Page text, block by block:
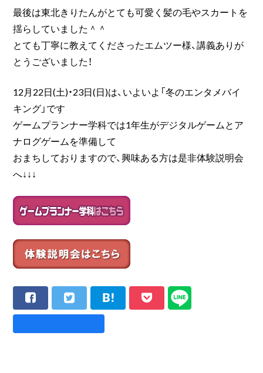
最後は東北きりたんがとても可愛く髪の毛やスカートを
揺らしていました＾＾
とても丁寧に教えてくださったエムツー様、講義ありが
とうございました！
12月22日(土)・23日(日)は、いよいよ「冬のエンタメバイ
キング」です
ゲームプランナー学科では1年生がデジタルゲームとア
ナログゲームを準備して
おまちしておりますので、興味ある方は是非体験説明会
へ↓↓↓